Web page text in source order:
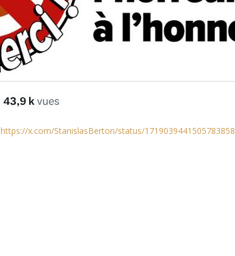
https://x.com/StanislasBerton/status/1719039441505783858